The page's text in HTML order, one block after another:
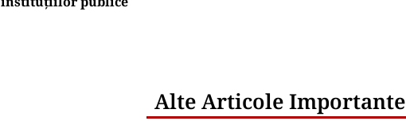
Alte Articole Importante